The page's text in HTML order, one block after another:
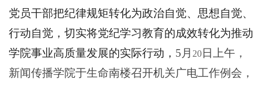
党员干部把纪律规矩转化为政治自觉、思想自觉、
行动自觉，切实将党纪学习教育的成效转化为推动
学院事业高质量发展的实际行动， 5 月 20 日上午，
新闻传播学院于生命南楼召开机关广电工作例会，